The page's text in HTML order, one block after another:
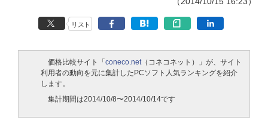
リスト
価格比較サイト「 coneco.net（コネコネット）」が、サイト
利用者の動向を元に集計したPCソフト人気ランキングを紹介
します。
集計期間は2014/10/8〜2014/10/14です